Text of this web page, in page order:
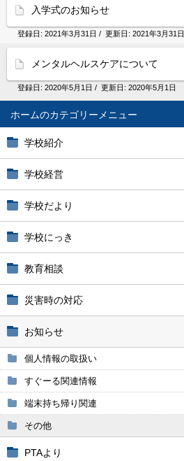
ホーム
学校紹介
学校経営
学校だより
学校にっき
教育相談
災害時の対応
お知らせ
個人情報の取扱い
すぐーる関連情報
端末持ち帰り関連
その他
PTAより
入学式のお知らせ
登録日: 2021年3月31日 / 更新日: 2021年3月31日
メンタルヘルスケアについて
登録日: 2020年5月1日 / 更新日: 2020年5月1日